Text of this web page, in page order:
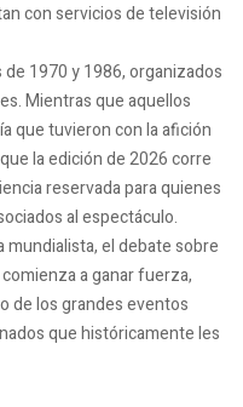
con servicios de televisión
1970 y 1986, organizados
Mientras que aquellos
que tuvieron con la afición
la edición de 2026 corre
reservada para quienes
al espectáculo.
mundialista, el debate sobre
a ganar fuerza,
de los grandes eventos
que históricamente les